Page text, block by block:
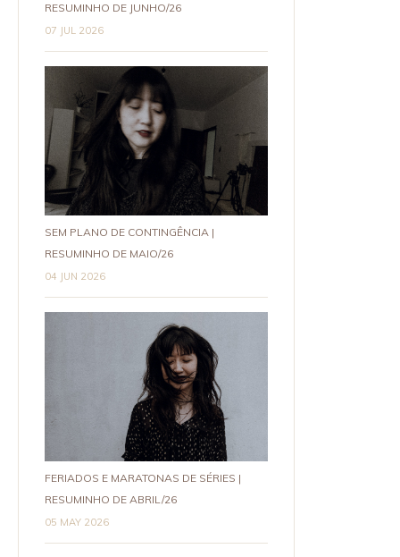
RESUMINHO DE JUNHO/26
07 JUL 2026
SEM PLANO DE CONTINGÊNCIA |
RESUMINHO DE MAIO/26
04 JUN 2026
FERIADOS E MARATONAS DE SÉRIES |
RESUMINHO DE ABRIL/26
05 MAY 2026